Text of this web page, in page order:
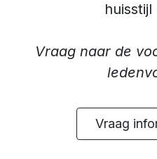
Vraag naar de
Vraag